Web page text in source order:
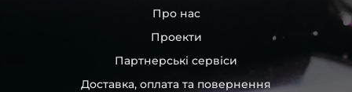
Про нас
Проекти
Партнерські сервіси
Доставка, оплата та повернення